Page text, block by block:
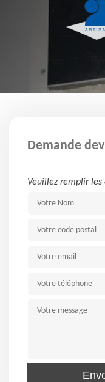
Demande
Veuillez remplir les